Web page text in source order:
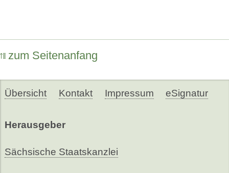
zum Seitenanfang
Übersicht Kontakt Impressum eSignatur
Herausgeber
Sächsische Staatskanzlei